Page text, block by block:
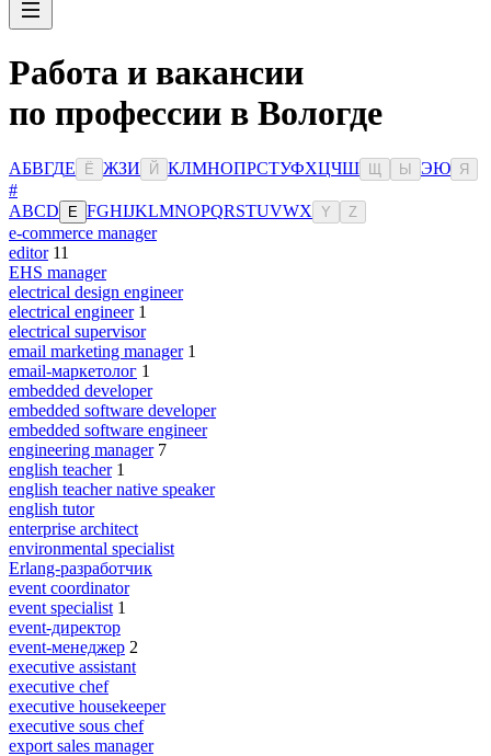
Работа и вакансии
по профессии в Вологде
АБВГДЕ Ё ЖЗИ Й КЛМНОПРСТУФХЦЧШ Ы ЭЮ Я
#
ABCD E FGHIJKLMNOPQRSTUVWX Y Z
e-commerce manager
editor 11
EHS manager
electrical design engineer
electrical engineer 1
electrical supervisor
email marketing manager 1
email-маркетолог 1
embedded developer
embedded software developer
embedded software engineer
engineering manager 7
english teacher 1
english teacher native speaker
english tutor
enterprise architect
environmental specialist
Erlang-разработчик
event coordinator
event specialist 1
event-директор
event-менеджер 2
executive assistant
executive chef
executive housekeeper
executive sous chef
export sales manager